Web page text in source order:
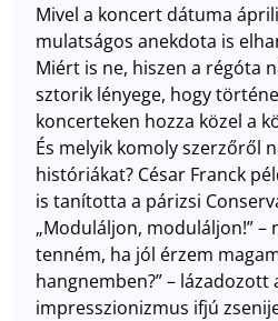
Mivel a koncert dátuma
mulatságos anekdota is
Miért is ne, hiszen a régóta
sztorik lényege, hogy
koncerteken hozza közel a
És melyik komoly szerzőről
históriákat? César Franck
is tanította a párizsi
„Moduláljon, moduláljon!” –
tenném, ha jól érzem
hangnemben?” – lázadozott
impresszionizmus ifjú